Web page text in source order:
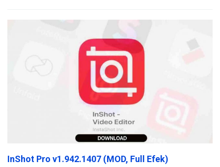
InShot Pro v1.942.1407 (MOD, Full Efek)